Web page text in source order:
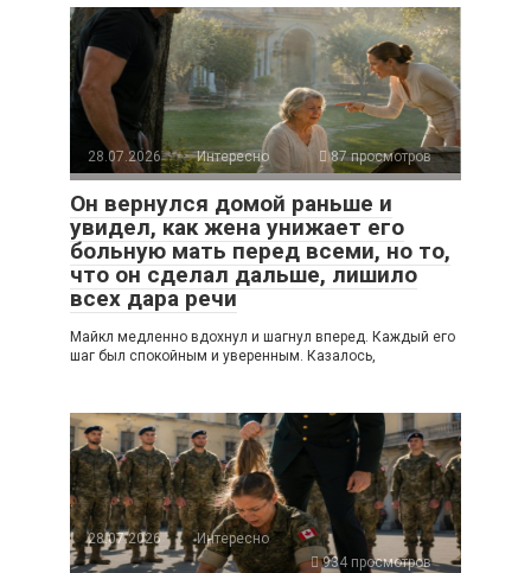
28.07.2026 Интересно 87 просмотров
Он вернулся домой раньше и
увидел, как жена унижает его
больную мать перед всеми, но то,
что он сделал дальше, лишило
всех дара речи
Майкл медленно вдохнул и шагнул вперед. Каждый его
шаг был спокойным и уверенным. Казалось,
28.07.2026
Интересно
934 просмотров